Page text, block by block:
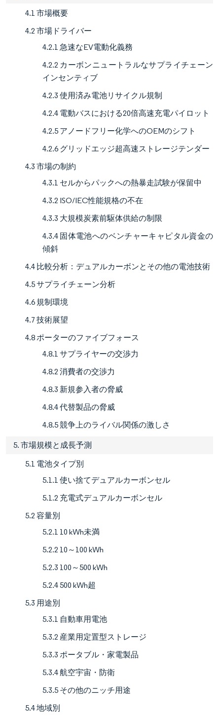
4.1 市場概要
4.2 市場ドライバー
4.2.1 急速なEV電動化義務
4.2.2 カーボンニュートラルなサプライチェーン
インセンティブ
4.2.3 使用済み電池リサイクル規制
4.2.4 電動バスにおける20倍高速充電パイロット
4.2.5 アノードフリー化学へのOEMのシフト
4.2.6 グリッドエッジ超高速ストレージテンダー
4.3 市場の制約
4.3.1 セルからパックへの熱暴走試験が保留中
4.3.2 ISO/IEC性能規格の不在
4.3.3 大規模炭素前駆体供給の制限
4.3.4 固体電池へのベンチャーキャピタル資金の
傾斜
4.4 比較分析：デュアルカーボンとその他の電池技術
4.5 サプライチェーン分析
4.6 規制環境
4.7 技術展望
4.8 ポーターのファイブフォース
4.8.1 サプライヤーの交渉力
4.8.2 消費者の交渉力
4.8.3 新規参入者の脅威
4.8.4 代替製品の脅威
4.8.5 競争上のライバル関係の激しさ
5. 市場規模と成長予測
5.1 電池タイプ別
5.1.1 使い捨てデュアルカーボンセル
5.1.2 充電式デュアルカーボンセル
5.2 容量別
5.2.1 10 kWh未満
5.2.2 10～100 kWh
5.2.3 100～500 kWh
5.2.4 500 kWh超
5.3 用途別
5.3.1 自動車用電池
5.3.2 産業用定置型ストレージ
5.3.3 ポータブル・家電製品
5.3.4 航空宇宙・防衛
5.3.5 その他のニッチ用途
5.4 地域別